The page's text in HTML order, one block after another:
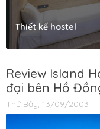
Thiết kế hostel
Review Island
đại bên Hồ
Thứ Bảy, 13/09/2003